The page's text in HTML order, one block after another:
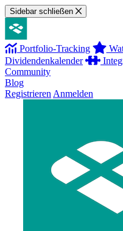
Sidebar schließen
Portfolio-Tracking
Dividendenkalender
Community
Blog
Registrieren Anmelden